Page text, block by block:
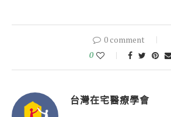
0 comment
0
台灣在宅醫療學會